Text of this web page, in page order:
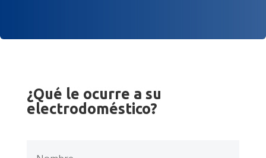
¿Qué le ocurre a su
electrodoméstico?